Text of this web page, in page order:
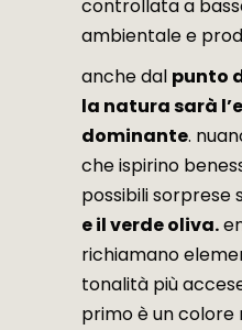
controllata a
ambientale e
anche dal punto
la natura sarà
dominante.
che ispirino
possibili sorprese
e il verde oliva.
richiamano
tonalità più
primo è un colore